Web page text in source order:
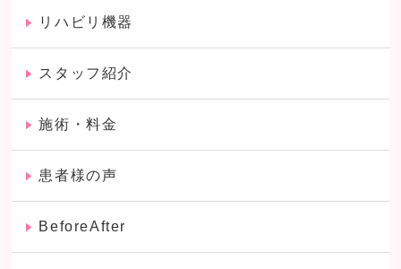
リハビリ機器
スタッフ紹介
施術・料金
患者様の声
BeforeAfter